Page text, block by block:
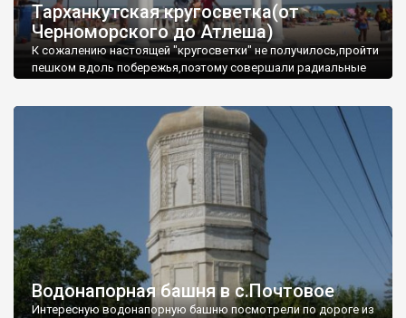
Тарханкутская кругосветка(от
Черноморского до Атлеша)
К сожалению настоящей "кругосветки" не получилось,пройти
пешком вдоль побережья,поэтому совершали радиальные
Водонапорная башня в с.Почтовое
Интересную водонапорную башню посмотрели по дороге из